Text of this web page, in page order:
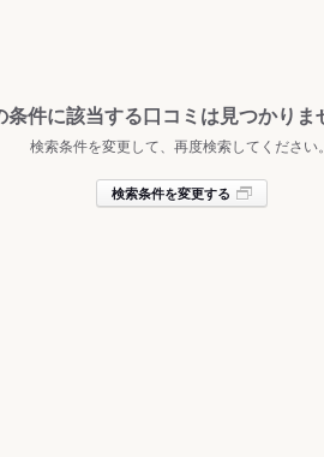
条件に該当する口コミは見つかりま
検索条件を変更して、再度検索してください。
検索条件を変更する